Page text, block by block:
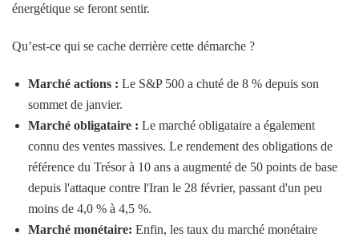
énergétique se feront sentir.
Qu’est-ce qui se cache derrière cette démarche ?
Marché actions : Le S&P 500 a chuté de 8 % depuis son
sommet de janvier.
Marché obligataire : Le marché obligataire a également
connu des ventes massives. Le rendement des obligations de
référence du Trésor à 10 ans a augmenté de 50 points de base
depuis l'attaque contre l'Iran le 28 février, passant d'un peu
moins de 4,0 % à 4,5 %.
Marché monétaire: Enfin, les taux du marché monétaire